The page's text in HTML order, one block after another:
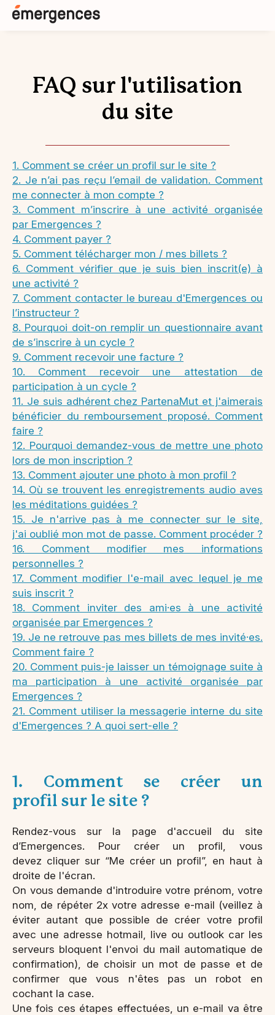
FAQ sur l'utilisation
du site
1. Comment se créer un profil sur le site ?
2. Je n’ai pas reçu l’email de validation. Comment
me connecter à mon compte ?
3. Comment m’inscrire à une activité organisée
par Emergences ?
4. Comment payer ?
5. Comment télécharger mon / mes billets ?
6. Comment vérifier que je suis bien inscrit(e) à
une activité ?
7. Comment contacter le bureau d'Emergences ou
l’instructeur ?
8. Pourquoi doit-on remplir un questionnaire avant
de s’inscrire à un cycle ?
9. Comment recevoir une facture ?
10. Comment recevoir une attestation de
participation à un cycle ?
11. Je suis adhérent chez PartenaMut et j'aimerais
bénéficier du remboursement proposé. Comment
faire ?
12. Pourquoi demandez-vous de mettre une photo
lors de mon inscription ?
13. Comment ajouter une photo à mon profil ?
14. Où se trouvent les enregistrements audio aves
les méditations guidées ?
15. Je n'arrive pas à me connecter sur le site,
j'ai oublié mon mot de passe. Comment procéder ?
16. Comment modifier mes informations
personnelles ?
17. Comment modifier l'e-mail avec lequel je me
suis inscrit ?
18. Comment inviter des ami·es à une activité
organisée par Emergences ?
19. Je ne retrouve pas mes billets de mes invité·es.
Comment faire ?
20. Comment puis-je laisser un témoignage suite à
ma participation à une activité organisée par
Emergences ?
21. Comment utiliser la messagerie interne du site
d'Emergences ? A quoi sert-elle ?
1. Comment se créer un
profil sur le site ?
Rendez-vous sur la page d'accueil du site
d’Emergences. Pour créer un profil, vous
devez cliquer sur “Me créer un profil”, en haut à
droite de l'écran.
On vous demande d'introduire votre prénom, votre
nom, de répéter 2x votre adresse e-mail (veillez à
éviter autant que possible de créer votre profil
avec une adresse hotmail, live ou outlook car les
serveurs bloquent l'envoi du mail automatique de
confirmation), de choisir un mot de passe et de
confirmer que vous n'êtes pas un robot en
cochant la case.
Une fois ces étapes effectuées, un e-mail va être